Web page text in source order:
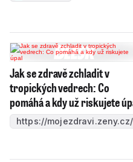
Jak se zdravě zchladit v
tropických vedrech: Co
pomáhá a kdy už riskujete
https://mojezdravi.zeny.cz/